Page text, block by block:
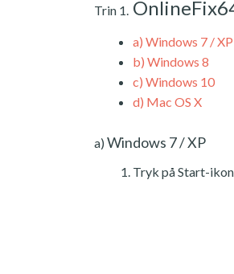
Trin 1.
a) Windows 7 / XP
b) Windows 8
c) Windows 10
d) Mac OS X
a) Windows 7 / XP
Tryk på Start-